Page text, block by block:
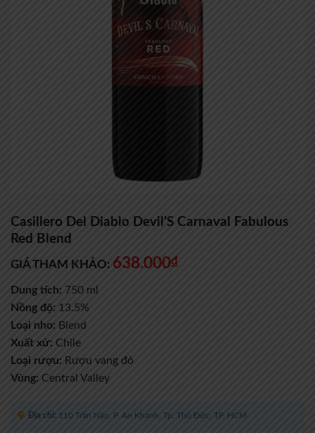
Casillero Del Diablo Devil’S Carnaval Fabulous
Red Blend
GIÁ THAM KHẢO: 638.000₫
Dung tích: 750 ml
Nồng độ: 13.5%
Loại nho: Blend
Xuất xứ: Chile
Loại rượu: Rượu vang đỏ
Vùng: Central Valley
Địa chỉ: 110 Trần Não, P. An Khánh, Tp. Thủ Đức, TP. HCM